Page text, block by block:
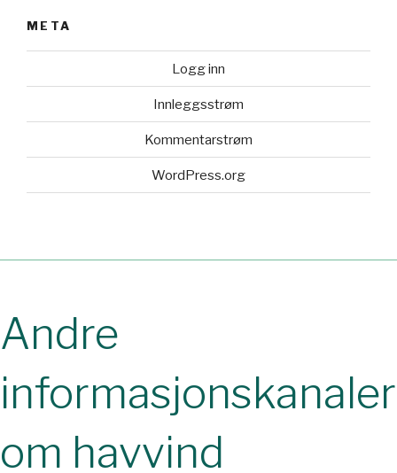
META
Logg inn
Innleggsstrøm
Kommentarstrøm
WordPress.org
Andre
informasjonskanaler
om havvind